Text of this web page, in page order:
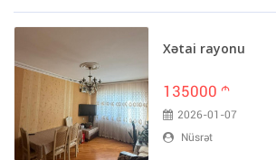
Xətai rayonu
135000 m
2026-01-07
Nüsrət